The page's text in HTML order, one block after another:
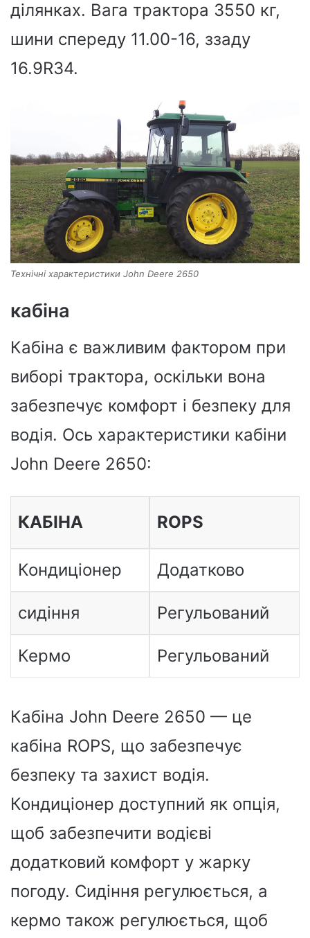
ділянках. Вага трактора 3550 кг,
шини спереду 11.00-16, ззаду
16.9R34.
Технічні характеристики John Deere 2650
кабіна
Кабіна є важливим фактором при
виборі трактора, оскільки вона
забезпечує комфорт і безпеку для
водія. Ось характеристики кабіни
John Deere 2650:
КАБІНА ROPS
Кондиціонер Додатково
сидіння Регульований
Кермо Регульований
Кабіна John Deere 2650 — це
кабіна ROPS, що забезпечує
безпеку та захист водія.
Кондиціонер доступний як опція,
щоб забезпечити водієві
додатковий комфорт у жарку
погоду. Сидіння регулюється, а
кермо також регулюється, щоб